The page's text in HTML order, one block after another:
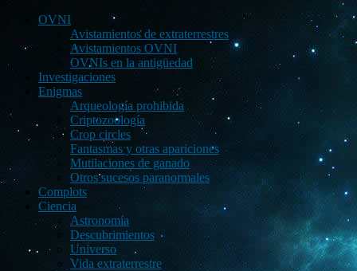
OVNI
Avistamientos de extraterrestres
Avistamientos OVNI
OVNIs en la antigüedad
Investigaciones
Enigmas
Arqueología prohibida
Criptozoología
Crop circles
Fantasmas y otras apariciones
Mutilaciones de ganado
Otros sucesos paranormales
Complots
Ciencia
Astronomía
Descubrimientos
Universo
Vida extraterrestre